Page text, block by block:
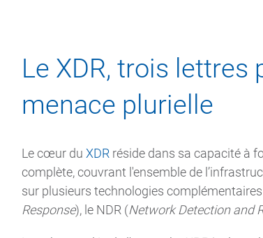
Le XDR, trois lettres
menace plurielle
Le cœur du XDR réside dans sa capacité à
complète, couvrant l'ensemble de
sur plusieurs technologies
Response), le NDR (Network Detection and